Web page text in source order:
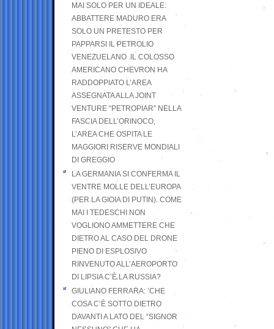
MAI SOLO PER UN IDEALE:
ABBATTERE MADURO ERA
SOLO UN PRETESTO PER
PAPPARSI IL PETROLIO
VENEZUELANO .IL COLOSSO
AMERICANO CHEVRON HA
RADDOPPIATO L’AREA
ASSEGNATA ALLA JOINT
VENTURE “PETROPIAR” NELLA
FASCIA DELL’ORINOCO,
L’AREA CHE OSPITA LE
MAGGIORI RISERVE MONDIALI
DI GREGGIO
LA GERMANIA SI CONFERMA IL
VENTRE MOLLE DELL’EUROPA
(PER LA GIOIA DI PUTIN). COME
MAI I TEDESCHI NON
VOGLIONO AMMETTERE CHE
DIETRO AL CASO DEL DRONE
PIENO DI ESPLOSIVO
RINVENUTO ALL’AEROPORTO
DI LIPSIA C’È LA RUSSIA?
GIULIANO FERRARA: ’CHE
COSA C’È SOTTO DIETRO
DAVANTI A LATO DEL “SIGNOR